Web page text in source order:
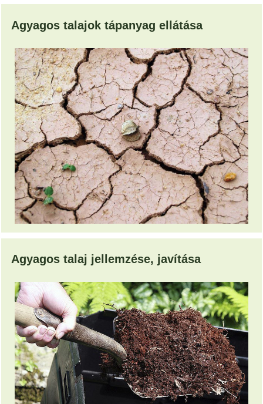
Agyagos talajok tápanyag ellátása
Agyagos talaj jellemzése, javítása